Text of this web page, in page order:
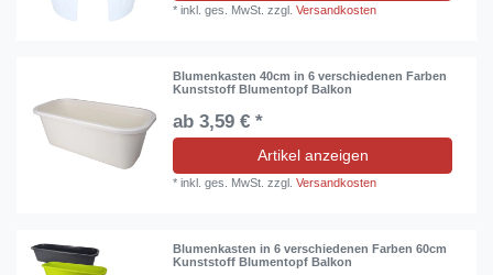
*inkl. ges. MwSt. zzgl.Versandkosten
Blumenkasten 40cm in 6 verschiedenen Farben
Kunststoff Blumentopf Balkon
ab 3,59 € *
Artikel anzeigen
*inkl. ges. MwSt. zzgl.Versandkosten
Blumenkasten in 6 verschiedenen Farben 60cm
Kunststoff Blumentopf Balkon